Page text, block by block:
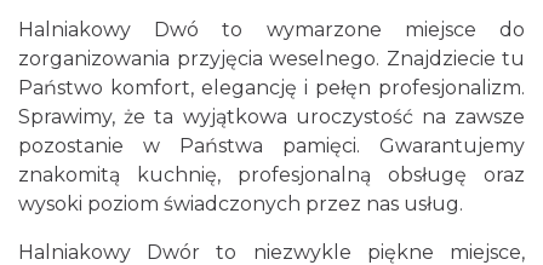
Halniakowy Dwó to wymarzone miejsce do
zorganizowania przyjęcia weselnego. Znajdziecie tu
Państwo komfort, elegancję i pełęn profesjonalizm.
Sprawimy, że ta wyjątkowa uroczystość na zawsze
pozostanie w Państwa pamięci. Gwarantujemy
znakomitą kuchnię, profesjonalną obsługę oraz
wysoki poziom świadczonych przez nas usług.
Halniakowy Dwór to niezwykle piękne miejsce,